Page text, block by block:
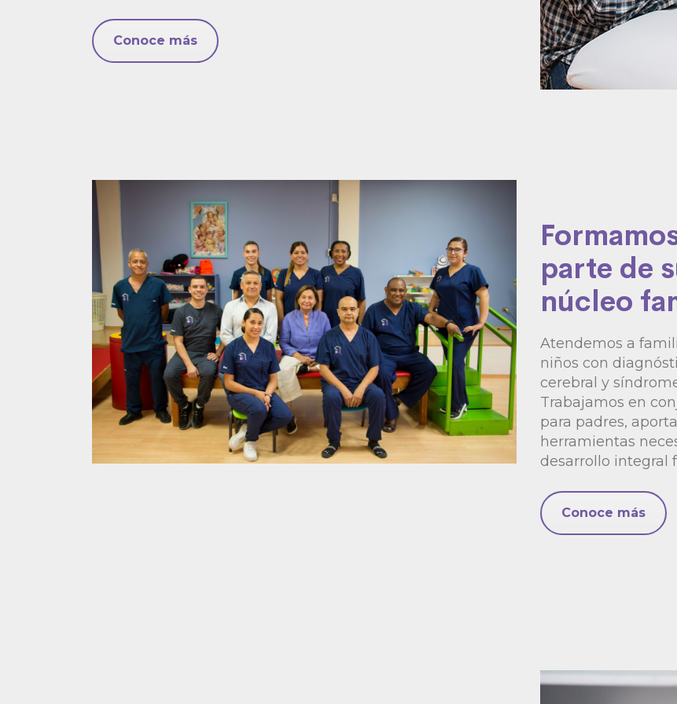
Conoce más
parte de
núcleo
Atendemos a
niños con
cerebral y
Trabajamos en
para padres,
herramientas
desarrollo integral
Conoce más